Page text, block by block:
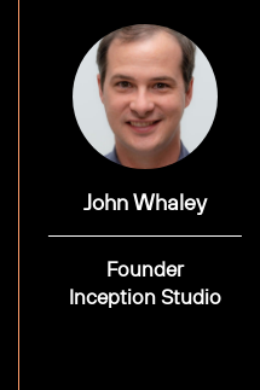
John Whaley
Founder
Inception Studio